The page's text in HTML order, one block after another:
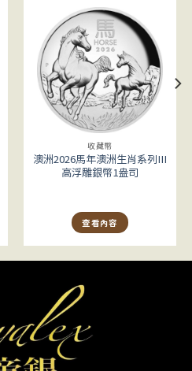
收藏幣
澳洲2026馬年澳洲生肖系列III
高浮雕銀幣1盎司
查看內容